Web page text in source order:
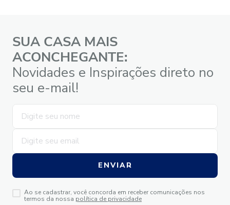
SUA CASA MAIS
ACONCHEGANTE:
Novidades e Inspirações direto no
seu e-mail!
ENVIAR
Ao se cadastrar, você concorda em receber comunicações nos
termos da nossa política de privacidade